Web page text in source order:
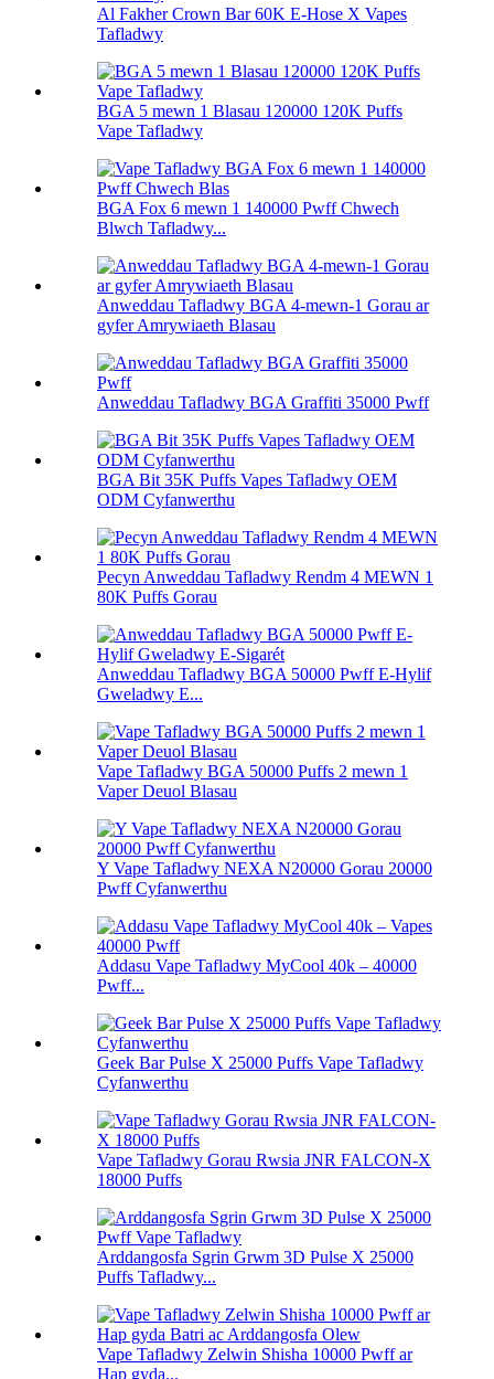
Al Fakher Crown Bar 60K E-Hose X Vapes
Tafladwy
BGA 5 mewn 1 Blasau 120000 120K Puffs
Vape Tafladwy
BGA Fox 6 mewn 1 140000 Pwff Chwech
Blwch Tafladwy...
Anweddau Tafladwy BGA 4-mewn-1 Gorau ar
gyfer Amrywiaeth Blasau
Anweddau Tafladwy BGA Graffiti 35000 Pwff
BGA Bit 35K Puffs Vapes Tafladwy OEM
ODM Cyfanwerthu
Pecyn Anweddau Tafladwy Rendm 4 MEWN 1
80K Puffs Gorau
Anweddau Tafladwy BGA 50000 Pwff E-Hylif
Gweladwy E...
Vape Tafladwy BGA 50000 Puffs 2 mewn 1
Vaper Deuol Blasau
Y Vape Tafladwy NEXA N20000 Gorau 20000
Pwff Cyfanwerthu
Addasu Vape Tafladwy MyCool 40k – 40000
Pwff...
Geek Bar Pulse X 25000 Puffs Vape Tafladwy
Cyfanwerthu
Vape Tafladwy Gorau Rwsia JNR FALCON-X
18000 Puffs
Arddangosfa Sgrin Grwm 3D Pulse X 25000
Puffs Tafladwy...
Vape Tafladwy Zelwin Shisha 10000 Pwff ar
Hap gyda...